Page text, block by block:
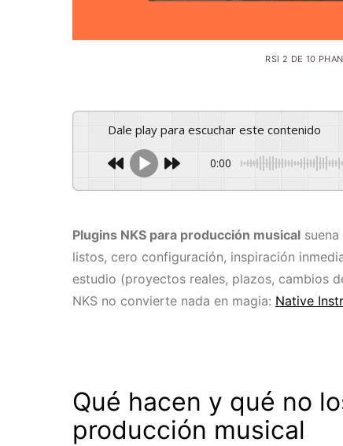
RSI 2 DE 10
Dale play para escuchar este contenido
0:00
Plugins NKS para producción musical
listos, cero configuración, inspiración
estudio (proyectos reales, plazos, cambios
NKS no convierte nada en magia: Native
Qué hacen y qué no
producción musical